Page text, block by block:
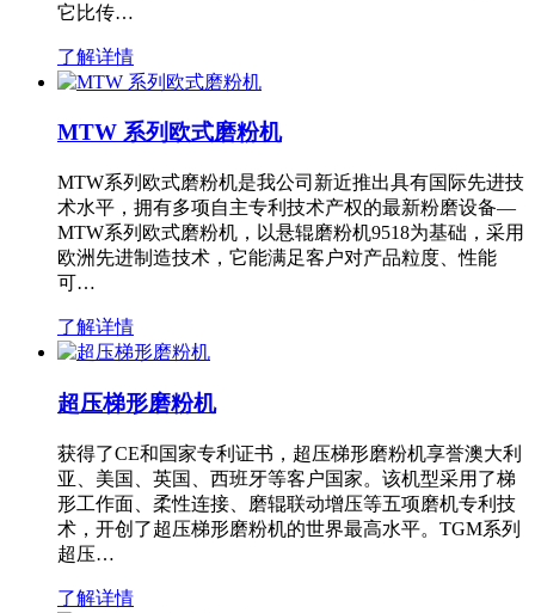
它比传…
了解详情
MTW 系列欧式磨粉机
MTW系列欧式磨粉机是我公司新近推出具有国际先进技
术水平，拥有多项自主专利技术产权的最新粉磨设备—
MTW系列欧式磨粉机，以悬辊磨粉机9518为基础，采用
欧洲先进制造技术，它能满足客户对产品粒度、性能
可…
了解详情
超压梯形磨粉机
获得了CE和国家专利证书，超压梯形磨粉机享誉澳大利
亚、美国、英国、西班牙等客户国家。该机型采用了梯
形工作面、柔性连接、磨辊联动增压等五项磨机专利技
术，开创了超压梯形磨粉机的世界最高水平。TGM系列
超压…
了解详情